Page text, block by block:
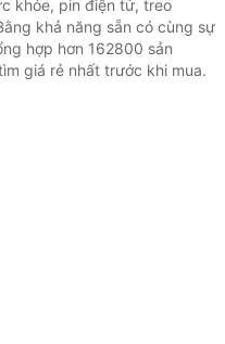
khỏe, pin điện tử, treo
khả năng sẵn có cùng sự
hợp hơn 162800 sản
giá rẻ nhất trước khi mua.